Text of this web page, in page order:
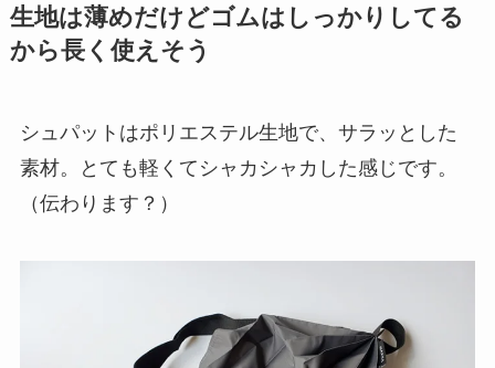
生地は薄めだけどゴムはしっかりしてる
から長く使えそう
シュパットはポリエステル生地で、サラッとした
素材。とても軽くてシャカシャカした感じです。
（伝わります？）